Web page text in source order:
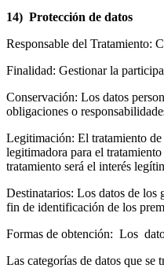
14) Protección de datos
Responsable del Tratamiento:
Finalidad: Gestionar la
Conservación: Los datos
obligaciones o
Legitimación: El tratamiento de
legitimadora para el
tratamiento será el interés
Destinatarios: Los datos de los
fin de identificación de los
Formas de obtención: Los
Las categorías de datos que